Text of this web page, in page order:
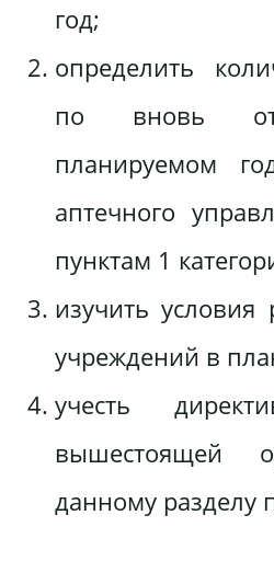
год;
определить
по вновь
планируемом
аптечного
пунктам 1
изучить
учреждений в
учесть
вышестоящей
данному разделу